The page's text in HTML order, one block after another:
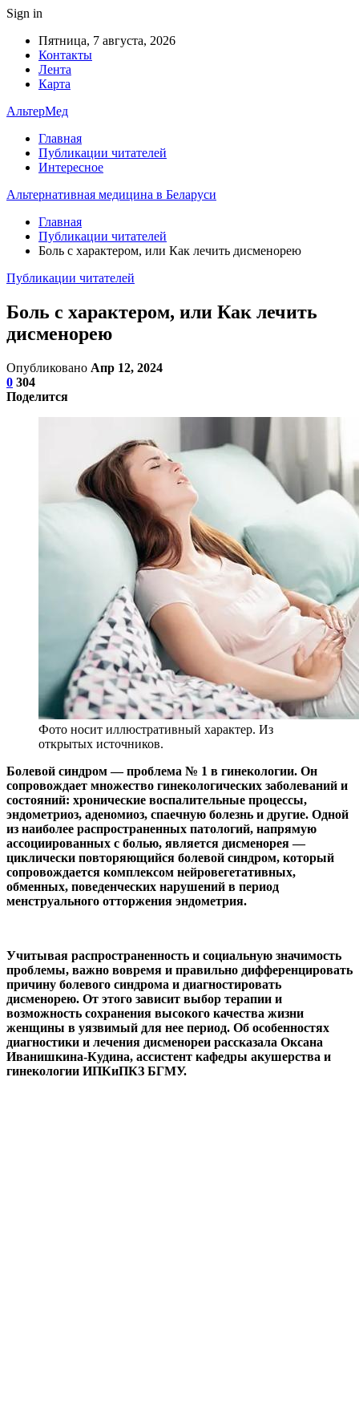
Sign in
Пятница, 7 августа, 2026
Контакты
Лента
Карта
АльтерМед
Главная
Публикации читателей
Интересное
Альтернативная медицина в Беларуси
Главная
Публикации читателей
Боль с характером, или Как лечить дисменорею
Публикации читателей
Боль с характером, или Как лечить
дисменорею
Опубликовано Апр 12, 2024
0 304
Поделится
Фото носит иллюстративный характер. Из
открытых источников.
Болевой синдром — проблема № 1 в гинекологии. Он
сопровождает множество гинекологических заболеваний и
состояний: хронические воспалительные процессы,
эндометриоз, аденомиоз, спаечную болезнь и другие. Одной
из наиболее распространенных патологий, напрямую
ассоциированных с болью, является дисменорея —
циклически повторяющийся болевой синдром, который
сопровождается комплексом нейровегетативных,
обменных, поведенческих нарушений в период
менструального отторжения эндометрия.
Учитывая распространенность и социальную значимость
проблемы, важно вовремя и правильно дифференцировать
причину болевого синдрома и диагностировать
дисменорею. От этого зависит выбор терапии и
возможность сохранения высокого качества жизни
женщины в уязвимый для нее период. Об особенностях
диагностики и лечения дисменореи рассказала Оксана
Иванишкина-Кудина, ассистент кафедры акушерства и
гинекологии ИПКиПКЗ БГМУ.